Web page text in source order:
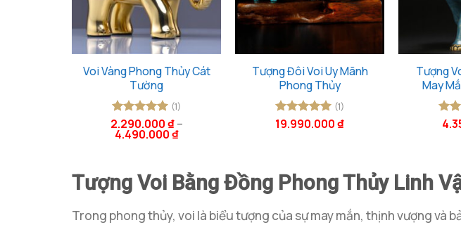
Voi Vàng Phong Thủy Cát
Tường
Được xếp
hạng55
(1)
2.290.000₫–
4.490.000₫
Tượng Đôi Voi Uy Mãnh
Phong Thủy
Được xếp
(1)
19.990.000₫
Tượng
May
Tượng Voi Bằng Đồng Phong Thủy Linh
Trong phong thủy, voi là biểu tượng của sự may mắn, thịnh vượng và